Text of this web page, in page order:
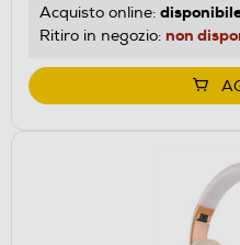
Acquisto online:
Ritiro in negozio: non